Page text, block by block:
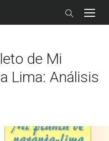
de Mi
Lima: Análisis